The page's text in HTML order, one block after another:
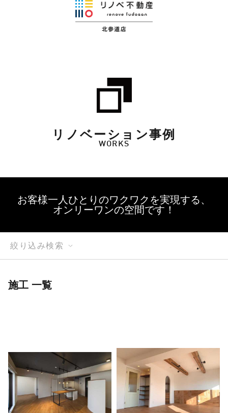
リノベーション事例
WORKS
お客様一人ひとりのワクワクを実現する、
オンリーワンの空間です！
絞り込み検索
施工 一覧